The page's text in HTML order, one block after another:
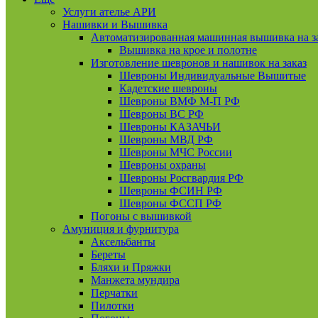
Услуги ателье АРИ
Нашивки и Вышивка
Автоматизированная машинная вышивка на
Вышивка на крое и полотне
Изготовление шевронов и нашивок на заказ
Шевроны Индивидуальные Вышитые
Кадетские шевроны
Шевроны ВМФ М-П РФ
Шевроны ВС РФ
Шевроны КАЗАЧЬИ
Шевроны МВД РФ
Шевроны МЧС России
Шевроны охраны
Шевроны Росгвардия РФ
Шевроны ФСИН РФ
Шевроны ФССП РФ
Погоны с вышивкой
Амуниция и фурнитура
Аксельбанты
Береты
Бляхи и Пряжки
Манжета мундира
Перчатки
Пилотки